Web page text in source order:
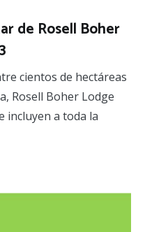
de Rosell Boher
cientos de hectáreas
Rosell Boher Lodge
incluyen a toda la